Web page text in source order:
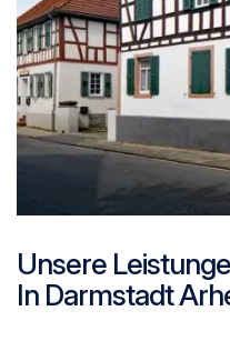
Unsere
In Darmstadt